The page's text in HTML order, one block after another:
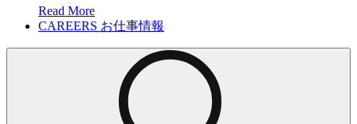
Read More
CAREERS お仕事情報